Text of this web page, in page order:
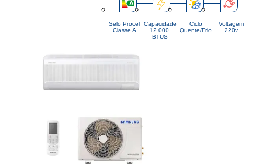
Selo Procel
Classe A
Capacidade
12.000
BTUS
Ciclo
Quente/Frio
Voltagem
220v